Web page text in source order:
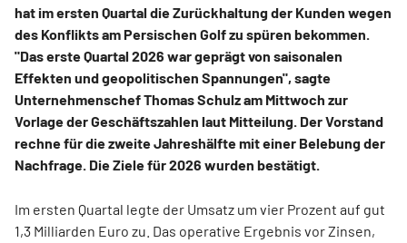
hat im ersten Quartal die Zurückhaltung der Kunden wegen
des Konflikts am Persischen Golf zu spüren bekommen.
"Das erste Quartal 2026 war geprägt von saisonalen
Effekten und geopolitischen Spannungen", sagte
Unternehmenschef Thomas Schulz am Mittwoch zur
Vorlage der Geschäftszahlen laut Mitteilung. Der Vorstand
rechne für die zweite Jahreshälfte mit einer Belebung der
Nachfrage. Die Ziele für 2026 wurden bestätigt.
Im ersten Quartal legte der Umsatz um vier Prozent auf gut
1,3 Milliarden Euro zu. Das operative Ergebnis vor Zinsen,